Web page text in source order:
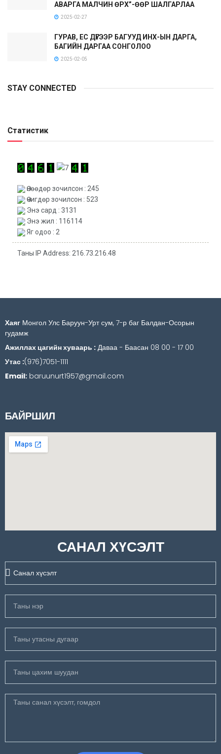
АВАРГА МАЛЧИН ӨРХ”-ӨӨР ШАЛГАРЛАА
2025-02-27
ГУРАВ, ЕС ДҮГЭЭР БАГУУД ИНХ-ЫН ДАРГА,
БАГИЙН ДАРГАА СОНГОЛОО
2025-02-05
STAY CONNECTED
Статистик
Өнөөдөр зочилсон : 245
Өчигдөр зочилсон : 523
Энэ сард : 3131
Энэ жил : 116114
Яг одоо : 2
Таны IP Address: 216.73.216.48
Хаяг Монгол Улс Баруун-Урт сум, 7-р баг Балдан-Осорын
гудамж
Ажиллах цагийн хуваарь : Даваа - Баасан 08 00 - 17 00
Утас :(976)7051-1111
Email: baruunurt1957@gmail.com
БАЙРШИЛ
САНАЛ ХҮСЭЛТ